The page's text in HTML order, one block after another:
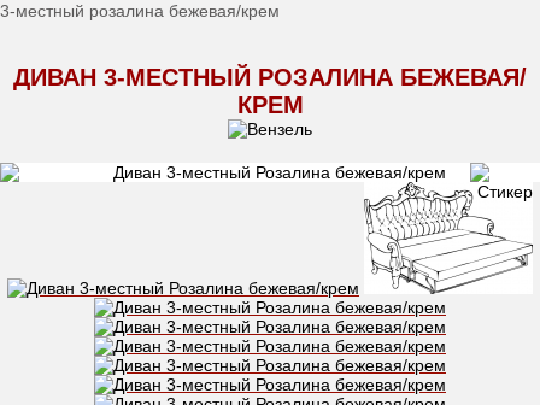
3-местный розалина бежевая/крем
ДИВАН 3-МЕСТНЫЙ РОЗАЛИНА БЕЖЕВАЯ/
КРЕМ